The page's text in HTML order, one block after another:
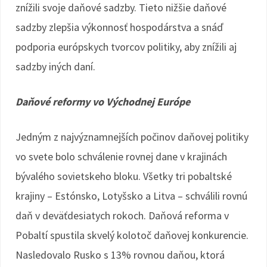
znížili svoje daňové sadzby. Tieto nižšie daňové
sadzby zlepšia výkonnosť hospodárstva a snáď
podporia európskych tvorcov politiky, aby znížili aj
sadzby iných daní.
Daňové reformy vo Východnej Európe
Jedným z najvýznamnejších počinov daňovej politiky
vo svete bolo schválenie rovnej dane v krajinách
bývalého sovietskeho bloku. Všetky tri pobaltské
krajiny – Estónsko, Lotyšsko a Litva – schválili rovnú
daň v deväťdesiatych rokoch. Daňová reforma v
Pobaltí spustila skvelý kolotoč daňovej konkurencie.
Nasledovalo Rusko s 13% rovnou daňou, ktorá